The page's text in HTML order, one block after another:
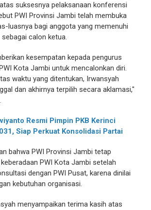
suksesnya pelaksanaan konferensi
PWI Provinsi Jambi telah membuka
luasnya bagi anggota yang memenuhi
calon ketua.
kesempatan kepada pengurus
Kota Jambi untuk mencalonkan diri.
waktu yang ditentukan, Irwansyah
dan akhirnya terpilih secara aklamasi,"
Resmi Pimpin PKB Kerinci
Siap Perkuat Konsolidasi Partai
bahwa PWI Provinsi Jambi tetap
PWI Kota Jambi setelah
dengan PWI Pusat, karena dinilai
kebutuhan organisasi.
menyampaikan terima kasih atas